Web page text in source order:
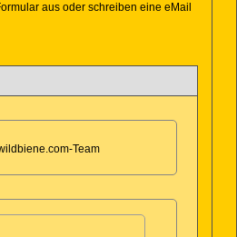
aus oder schreiben eine eMail
Team